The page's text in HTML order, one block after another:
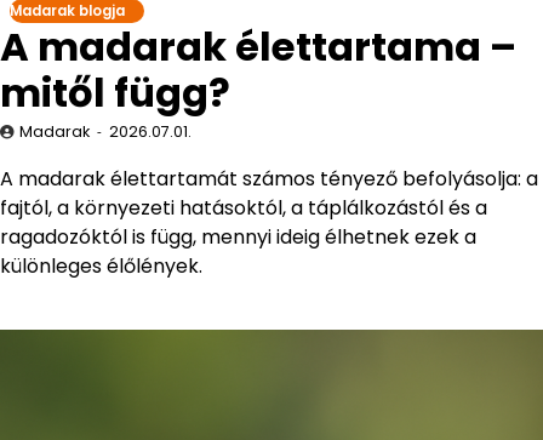
Madarak blogja
A madarak élettartama –
mitől függ?
Madarak 2026.07.01.
A madarak élettartamát számos tényező befolyásolja: a
fajtól, a környezeti hatásoktól, a táplálkozástól és a
ragadozóktól is függ, mennyi ideig élhetnek ezek a
különleges élőlények.